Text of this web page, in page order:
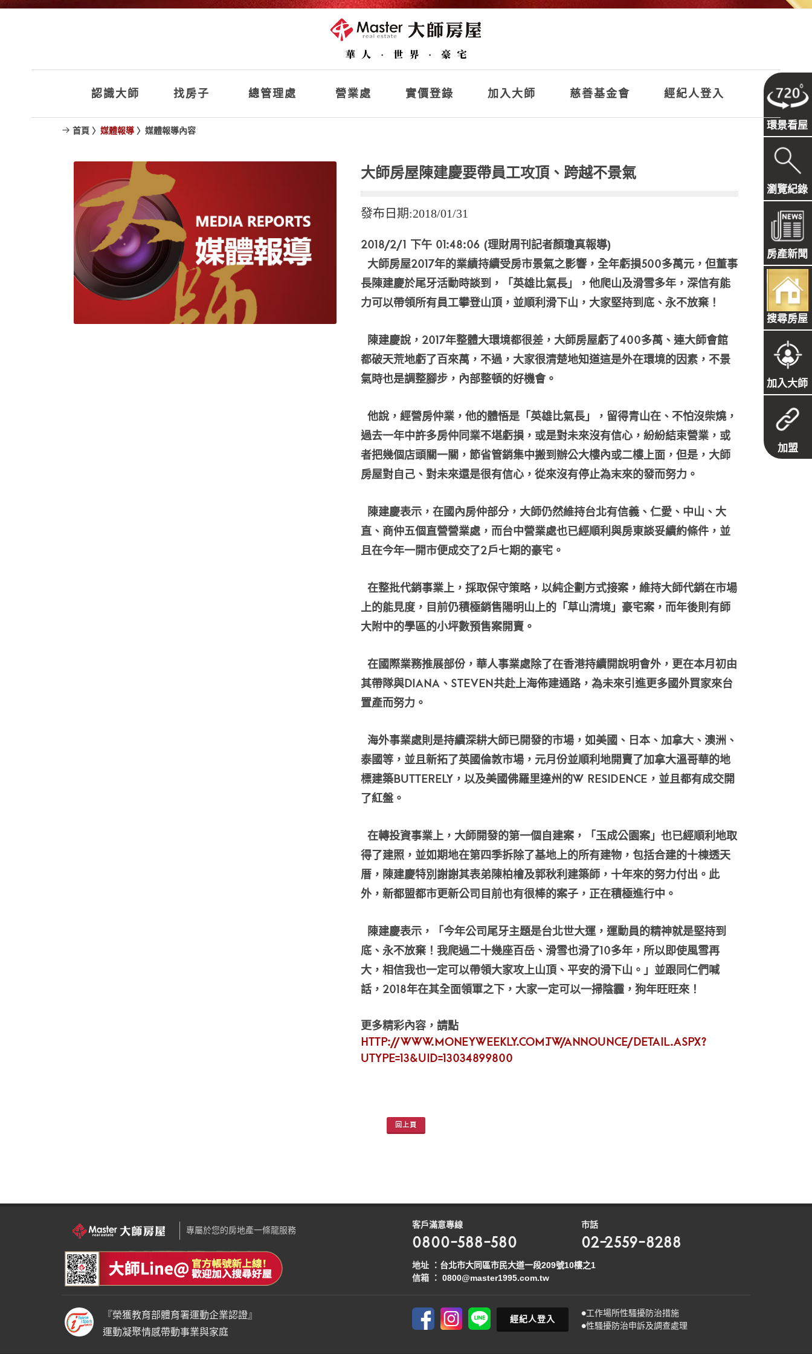
認識大師 找房子 總管理處 營業處 實價登錄 加入大師 慈善基金會 經紀人登入
環景看屋
瀏覽紀錄
房產新聞
搜尋房屋
加入大師
加盟
首頁 〉 媒體報導 〉媒體報導內容
大師房屋陳建慶要帶員工攻頂、跨越不景氣
發布日期:2018/01/31
2018/2/1 下午 01:48:06 (理財周刊記者顏瓊真報導)
大師房屋2017年的業績持續受房市景氣之影響，全年虧損500多萬元，但董事
長陳建慶於尾牙活動時談到，「英雄比氣長」，他爬山及滑雪多年，深信有能
力可以帶領所有員工攀登山頂，並順利滑下山，大家堅持到底、永不放棄！
陳建慶說，2017年整體大環境都很差，大師房屋虧了400多萬、連大師會館
都破天荒地虧了百來萬，不過，大家很清楚地知道這是外在環境的因素，不景
氣時也是調整腳步，內部整頓的好機會。
他說，經營房仲業，他的體悟是「英雄比氣長」，留得青山在、不怕沒柴燒，
過去一年中許多房仲同業不堪虧損，或是對未來沒有信心，紛紛結束營業，或
者把幾個店頭關一關，節省管銷集中搬到辦公大樓內或二樓上面，但是，大師
房屋對自己、對未來還是很有信心，從來沒有停止為末來的發而努力。
陳建慶表示，在國內房仲部分，大師仍然維持台北有信義、仁愛、中山、大
直、商仲五個直營營業處，而台中營業處也已經順利與房東談妥續約條件，並
且在今年一開市便成交了2戶七期的豪宅。
在整批代銷事業上，採取保守策略，以純企劃方式接案，維持大師代銷在市場
上的能見度，目前仍積極銷售陽明山上的「草山清境」豪宅案，而年後則有師
大附中的學區的小坪數預售案開賣。
在國際業務推展部份，華人事業處除了在香港持續開說明會外，更在本月初由
其帶隊與Diana、Steven共赴上海佈建通路，為未來引進更多國外買家來台
置產而努力。
海外事業處則是持續深耕大師已開發的市場，如美國、日本、加拿大、澳洲、
泰國等，並且新拓了英國倫敦市場，元月份並順利地開賣了加拿大溫哥華的地
標建築Butterely，以及美國佛羅里達州的W Residence，並且都有成交開
了紅盤。
在轉投資事業上，大師開發的第一個自建案，「玉成公園案」也已經順利地取
得了建照，並如期地在第四季拆除了基地上的所有建物，包括合建的十棟透天
厝，陳建慶特別謝謝其表弟陳柏檜及郭秋利建築師，十年來的努力付出。此
外，新都盟都市更新公司目前也有很棒的案子，正在積極進行中。
陳建慶表示，「今年公司尾牙主題是台北世大運，運動員的精神就是堅持到
底、永不放棄！我爬過二十幾座百岳、滑雪也滑了10多年，所以即使風雪再
大，相信我也一定可以帶領大家攻上山頂、平安的滑下山。」並跟同仁們喊
話，2018年在其全面領軍之下，大家一定可以一掃陰霾，狗年旺旺來！
更多精彩內容，請點
http://www.moneyweekly.com.tw/Announce/Detail.aspx?
UType=13&UID=13034899800
回上頁
專屬於您的房地產一條龍服務
客戶滿意專線
0800-588-580
市話
02-2559-8288
地址 ： 台北市大同區市民大道一段209號10樓之1
信箱 ： 0800@master1995.com.tw
『榮獲教育部體育署運動企業認證』
運動凝聚情感帶動事業與家庭
經紀人登入
●工作場所性騷擾防治措施
●性騷擾防治申訴及調查處理